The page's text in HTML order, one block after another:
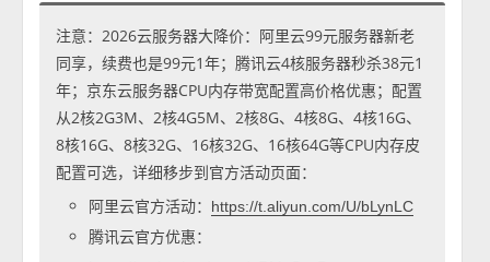
注意：2026云服务器大降价：阿里云99元服务器新老
同享，续费也是99元1年；腾讯云4核服务器秒杀38元1
年；京东云服务器CPU内存带宽配置高价格优惠；配置
从2核2G3M、2核4G5M、2核8G、4核8G、4核16G、
8核16G、8核32G、16核32G、16核64G等CPU内存皮
配置可选，详细移步到官方活动页面：
阿里云官方活动：
https://t.aliyun.com/U/bLynLC
腾讯云官方优惠：